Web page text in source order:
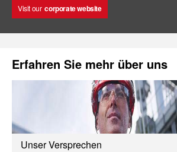
Visit our corporate website
Erfahren Sie mehr über uns
Unser Versprechen